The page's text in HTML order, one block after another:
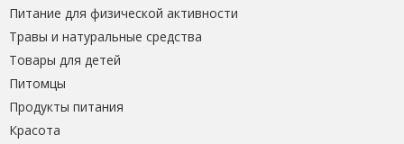
Питание для физической активности
Травы и натуральные средства
Товары для детей
Питомцы
Продукты питания
Красота